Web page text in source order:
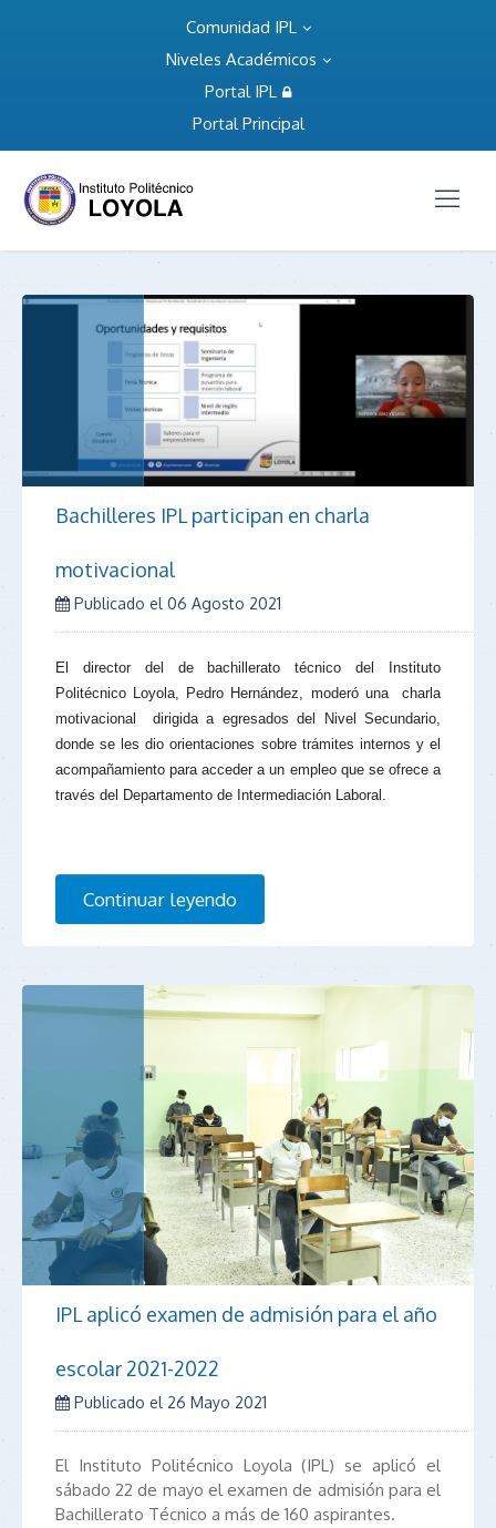
Comunidad IPL
Niveles Académicos
Portal IPL
Portal Principal
Bachilleres IPL participan en charla
motivacional
Publicado el 06 Agosto 2021
El director del de bachillerato técnico del Instituto
Politécnico Loyola, Pedro Hernández, moderó una charla
motivacional
dirigida a egresados ​​del Nivel Secundario,
donde se les dio orientaciones sobre trámites internos y el
acompañamiento para acceder a un empleo que se ofrece a
través del Departamento de Intermediación Laboral.
Continuar leyendo
IPL aplicó examen de admisión para el año
escolar 2021-2022
Publicado el 26 Mayo 2021
El Instituto Politécnico Loyola (IPL) se aplicó el
sábado 22 de mayo el examen de admisión para el
Bachillerato Técnico a más de 160 aspirantes.